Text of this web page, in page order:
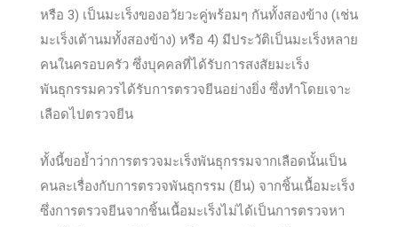
หรือ 3) เป็นมะเร็งของอวัยวะคู่พร้อมๆ กันทั้งสองข้าง (เช่น
มะเร็งเต้านมทั้งสองข้าง) หรือ 4) มีประวัติเป็นมะเร็งหลาย
คนในครอบครัว ซึ่งบุคคลที่ได้รับการสงสัยมะเร็ง
พันธุกรรมควรได้รับการตรวจยีนอย่างยิ่ง ซึ่งทำโดยเจาะ
เลือดไปตรวจยีน
ทั้งนี้ขอย้ำว่าการตรวจมะเร็งพันธุกรรมจากเลือดนั้นเป็น
คนละเรื่องกับการตรวจพันธุกรรม (ยีน) จากชิ้นเนื้อมะเร็ง
ซึ่งการตรวจยีนจากชิ้นเนื้อมะเร็งไม่ได้เป็นการตรวจหา